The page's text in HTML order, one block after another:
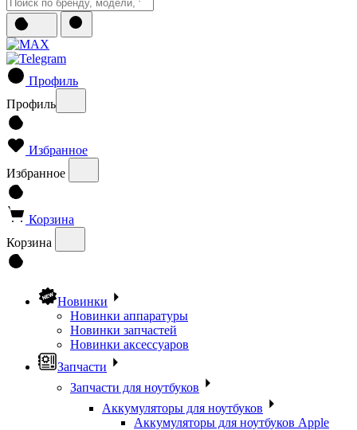
Профиль
Профиль
Избранное
Избранное
Корзина
Корзина
Новинки
Новинки аппаратуры
Новинки запчастей
Новинки аксессуаров
Запчасти
Запчасти для ноутбуков
Аккумуляторы для ноутбуков
Аккумуляторы для ноутбуков Apple